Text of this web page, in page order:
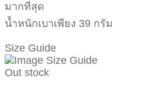
มากที่สุด
น้ำหนักเบาเพียง 39 กรัม
Size Guide
Out stock